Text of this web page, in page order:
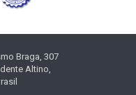
Braga, 307
Altino,